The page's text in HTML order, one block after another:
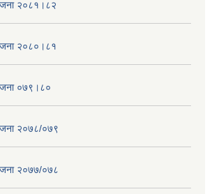
२०८१।८२
२०८०।८१
०७९।८०
२०७८/०७९
२०७७/०७८